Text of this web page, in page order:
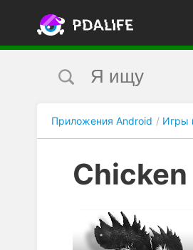
Приложения Android Игры
Chicken